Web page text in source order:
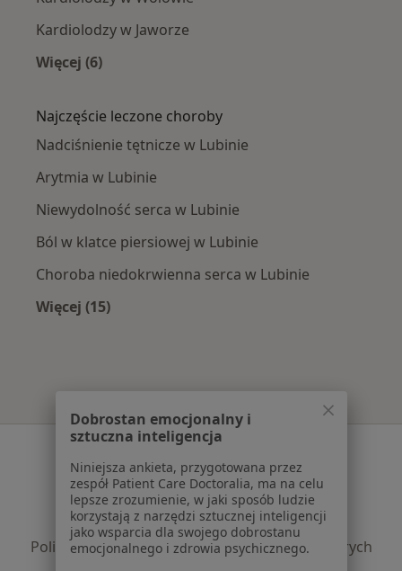
Kardiolodzy w Jaworze
Więcej (6)
Najczęście leczone choroby
Nadciśnienie tętnicze w Lubinie
Arytmia w Lubinie
Niewydolność serca w Lubinie
Ból w klatce piersiowej w Lubinie
Choroba niedokrwienna serca w Lubinie
Więcej (15)
Serwis
Regulamin
Polityka prywatności pacjentów
Polityka prywatności profesjonalistów
Polityka prywatności dla profesjonalistów, których
Dobrostan emocjonalny i
sztuczna inteligencja
Niniejsza ankieta, przygotowana przez
zespół Patient Care Doctoralia, ma na celu
lepsze zrozumienie, w jaki sposób ludzie
korzystają z narzędzi sztucznej inteligencji
jako wsparcia dla swojego dobrostanu
emocjonalnego i zdrowia psychicznego.